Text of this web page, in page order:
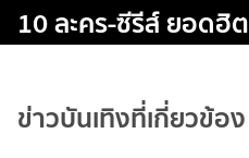
10 ละคร-ซีรีส์ ยอดฮิต
ข่าวบันเทิงที่เกี่ยวข้อง